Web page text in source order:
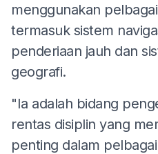
menggunakan
termasuk sistem
penderiaan jauh dan
geografi.
"Ia adalah bidang
rentas disiplin yang
penting dalam